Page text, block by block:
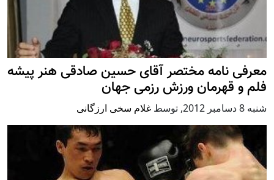
معرفی نامه مختصر آقای حسین صادقی هنر پیشه
فلم و قهرمان ورزش رزمی جهان
شنبه 8 دسامبر 2012 , توسط غلام سخی ارزگانی